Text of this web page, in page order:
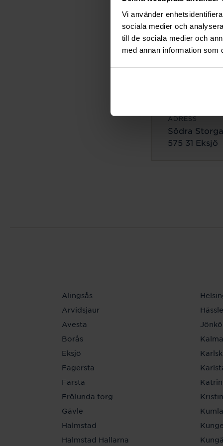
Vi använder
sociala medier och
till de sociala medier och
med annan information som
Lilla
503 35 Borås
ADRESS
Södra
575 31 Eksjö
Alingsås
Arvidsjaur
Avesta
Borås
Eksjö
Fagersta
Farsta
Frölunda torg
Gävle
Halmstad
Halmstad Hallarna
Kumla